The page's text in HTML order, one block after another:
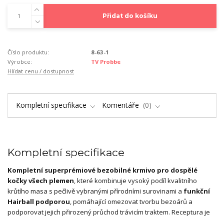
Přidat do košíku
Číslo produktu:
8-63-1
Výrobce:
TV Probbe
Hlídat cenu / dostupnost
Kompletní specifikace Komentáře 0
Kompletní specifikace
Kompletní superprémiové bezobilné krmivo pro dospělé
kočky všech plemen, které kombinuje vysoký podíl kvalitního
krůtího masa s pečlivě vybranými přírodními surovinami a funkční
Hairball podporou, pomáhající omezovat tvorbu bezoárů a
podporovat jejich přirozený průchod trávicím traktem. Receptura je